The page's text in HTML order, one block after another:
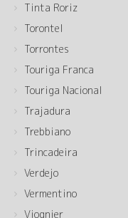
Tinta Roriz
Torontel
Torrontes
Touriga Franca
Touriga Nacional
Trajadura
Trebbiano
Trincadeira
Verdejo
Vermentino
Viognier